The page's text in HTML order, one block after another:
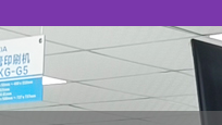
品质认证
质量体系
品质管控
行业新闻
公司新闻